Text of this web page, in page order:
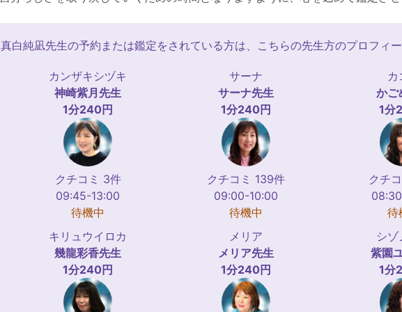
真白純凪先生の予約または鑑定をされている方は、こちらの先生方のプロフィ
カンザキシヅキ
神崎紫月 先生
1分240円
クチコミ 3件
09:45-13:00
待機中
サーナ
サーナ先生
1分240円
クチコミ 139件
09:00-10:00
待機中
カ
かご
1分
クチ
待
キリュウイロカ
幾龍彩香先生
1分240円
メリア
メリア先生
1分240円
シゾ
紫園
1分